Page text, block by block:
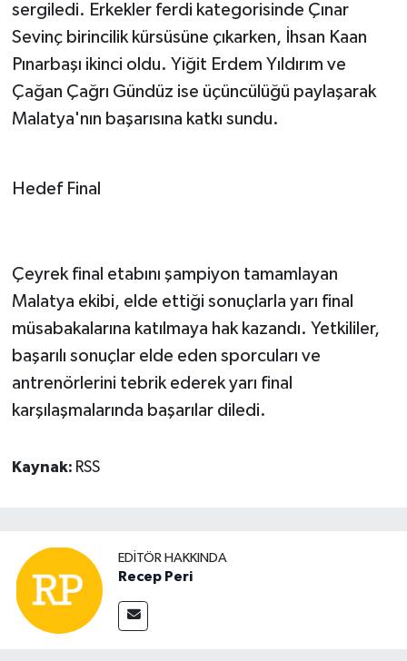
sergiledi. Erkekler ferdi kategorisinde Çınar
Sevinç birincilik kürsüsüne çıkarken, İhsan Kaan
Pınarbaşı ikinci oldu. Yiğit Erdem Yıldırım ve
Çağan Çağrı Gündüz ise üçüncülüğü paylaşarak
Malatya'nın başarısına katkı sundu.
Hedef Final
Çeyrek final etabını şampiyon tamamlayan
Malatya ekibi, elde ettiği sonuçlarla yarı final
müsabakalarına katılmaya hak kazandı. Yetkililer,
başarılı sonuçlar elde eden sporcuları ve
antrenörlerini tebrik ederek yarı final
karşılaşmalarında başarılar diledi.
Kaynak: RSS
EDITÖR HAKKINDA
Recep Peri